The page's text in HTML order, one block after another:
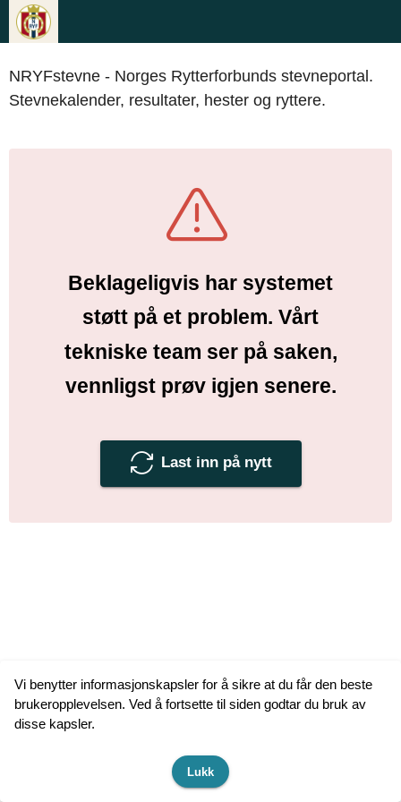
NRYFstevne - Norges Rytterforbunds stevneportal.
Stevnekalender, resultater, hester og ryttere.
Beklageligvis har systemet
støtt på et problem. Vårt
tekniske team ser på saken,
vennligst prøv igjen senere.
Last inn på nytt
Vi benytter informasjonskapsler for å sikre at du får den beste
brukeropplevelsen. Ved å fortsette til siden godtar du bruk av
disse kapsler.
Lukk